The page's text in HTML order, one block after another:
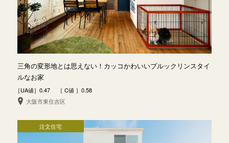
三角の変形地とは思えない！カッコかわいいブルックリンスタイ
ルなお家
［UA値］0.47 ［ C値 ］0.58
大阪市東住吉区
注文住宅